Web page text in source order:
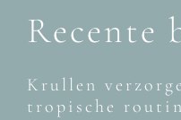
Recente
Krullen
tropische